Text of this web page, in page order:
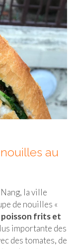
au
la ville
de nouilles «
poisson frits et
importante des
des tomates, de